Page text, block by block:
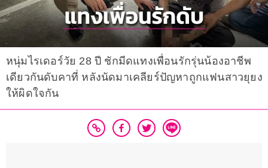
หนุ่มไรเดอร์วัย 28 ปี ชักมีดแทงเพื่อนรักรุ่นน้องอาชีพ
เดียวกันดับคาที่ หลังนัดมาเคลียร์ปัญหาถูกแฟนสาวยุยง
ให้ผิดใจกัน